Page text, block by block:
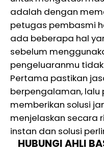
adalah dengan
petugas pembasmi
ada beberapa hal
sebelum
pengeluaranmu
Pertama pastikan
berpengalaman, lalu
memberikan solusi
menjelaskan secara
instan dan solusi
HUBUNGI AHLI